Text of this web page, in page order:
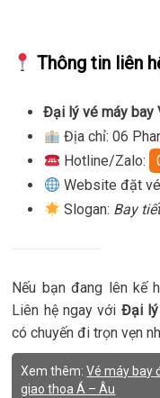
Thông tin liên
Đại lý vé máy bay
Địa chỉ: 06
Hotline/Zalo:
Website đặt
Slogan: Bay
Nếu bạn đang lên kế
Liên hệ ngay với Đại
có chuyến đi trọn vẹn
Xem thêm:Vé máy bay
giao thoa Á – Âu